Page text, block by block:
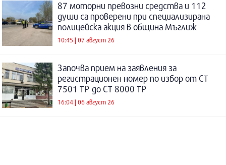
87 моторни превозни средства и 112
души са проверени при специализирана
полицейска акция в община Мъглиж
10:45 | 07 август 26
Започва прием на заявления за
регистрационен номер по избор от СТ
7501 ТР до СТ 8000 ТР
16:04 | 06 август 26